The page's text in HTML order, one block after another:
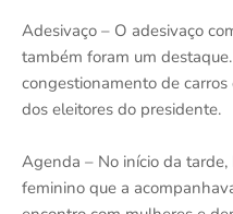
Adesivaço – O adesivaço
também foram um
congestionamento de
dos eleitores do presidente.
Agenda – No início da
feminino que a